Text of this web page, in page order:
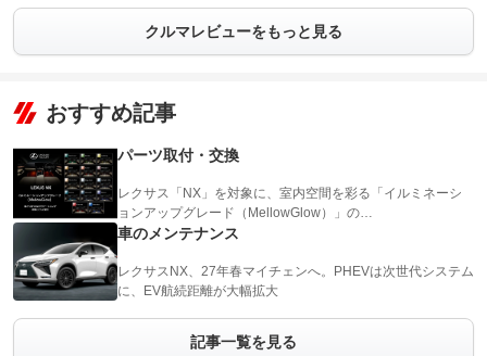
クルマレビューをもっと見る
おすすめ記事
パーツ取付・交換
レクサス「NX」を対象に、室内空間を彩る「イルミネーシ
ョンアップグレード（MellowGlow）」の…
車のメンテナンス
レクサスNX、27年春マイチェンへ。PHEVは次世代システム
に、EV航続距離が大幅拡大
記事一覧を見る